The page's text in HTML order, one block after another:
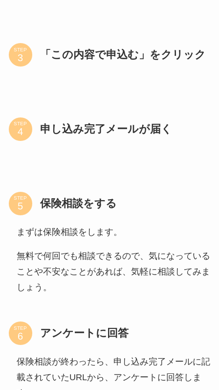
STEP 「この内容で申込む」をクリック
STEP 申し込み完了メールが届く
STEP 保険相談をする
まずは保険相談をします。
無料で何回でも相談できるので、気になっている
ことや不安なことがあれば、気軽に相談してみま
しょう。
STEP アンケートに回答
保険相談が終わったら、申し込み完了メールに記
載されていたURLから、アンケートに回答しま